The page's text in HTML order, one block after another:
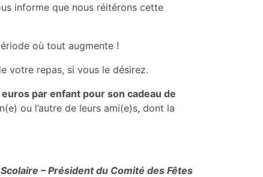
informe que nous réitérons cette
où tout augmente !
votre repas, si vous le désirez.
par enfant pour son cadeau de
ou l’autre de leurs ami(e)s, dont la
– Président du Comité des Fêtes